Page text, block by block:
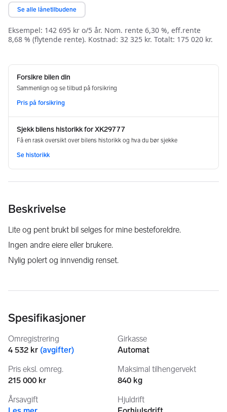
Beskrivelse
Lite og pent brukt bil selges for mine besteforeldre.
Ingen andre eiere eller brukere.
Nylig polert og innvendig renset.
Spesifikasjoner
Omregistrering
4 532 kr (avgifter)
Pris eksl. omreg.
215 000 kr
Årsavgift
Girkasse
Automat
Maksimal tilhengervekt
840 kg
Hjuldrift